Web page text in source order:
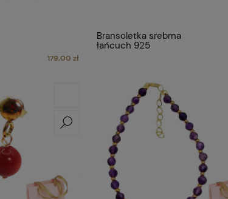
179,00 zł
Bransoletka srebrna
łańcuch 925